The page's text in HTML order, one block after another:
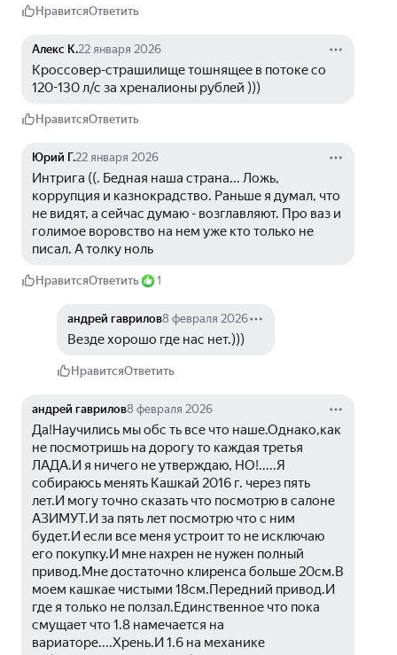
НравитсяОтветить
Алекс К.22 января 2026
Кроссовер-страшилище тошнящее в потоке со
120-130 л/с за хреналионы рублей )))
НравитсяОтветить
Юрий Г.22 января 2026
Интрига ((. Бедная наша страна... Ложь,
коррупция и казнокрадство. Раньше я думал, что
не видят, а сейчас думаю - возглавляют. Про ваз и
голимое воровство на нем уже кто только не
писал. А толку ноль
НравитсяОтветить 1
андрей гаврилов8 февраля 2026
Везде хорошо где нас нет.)))
НравитсяОтветить
андрей гаврилов8 февраля 2026
Да!Научились мы обс ть все что наше.Однако,как
не посмотришь на дорогу то каждая третья
ЛАДА.И я ничего не утверждаю, НО!.....Я
собираюсь менять Кашкай 2016 г. через пять
лет.И могу точно сказать что посмотрю в салоне
АЗИМУТ.И за пять лет посмотрю что с ним
будет.И если все меня устроит то не исключаю
его покупку.И мне нахрен не нужен полный
привод.Мне достаточно клиренса больше 20см.В
моем кашкае чистыми 18см.Передний привод.И
где я только не ползал.Единственное что пока
смущает что 1.8 намечается на
вариаторе....Хрень.И 1.6 на механике